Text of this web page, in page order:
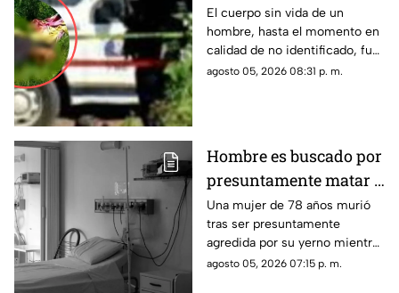
una escuela en
Apatzingán,
Michoacán
El cuerpo sin vida de un
hombre, hasta el momento en
calidad de no identificado, fue
localizado la tarde de este
agosto 05, 2026 08:31 p. m.
Hombre es buscado por
presuntamente matar a
su suegra mientras
estaba hospitalizada
Una mujer de 78 años murió
tras ser presuntamente
agredida por su yerno mientras
permanecía internada en un
agosto 05, 2026 07:15 p. m.